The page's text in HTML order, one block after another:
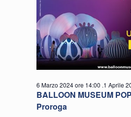
Marzo
2024
BALLOON MUSEUM
Proroga
6 Marzo 2024 ore 14:00 .1 Aprile